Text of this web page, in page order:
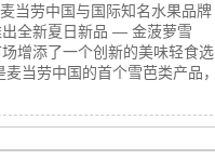
麦当劳中国与国际知名水果品牌
全新夏日新品 — 金菠萝雪
增添了一个创新的美味轻食选
当劳中国的首个雪芭类产品，